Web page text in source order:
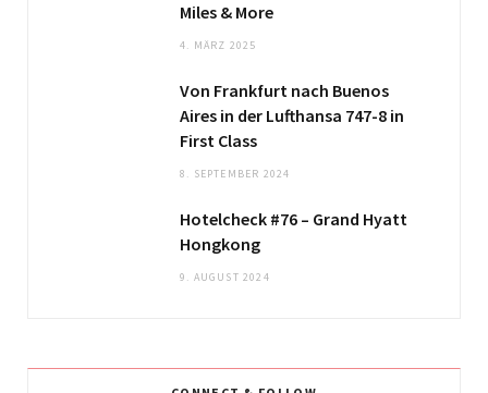
Miles & More
4. MÄRZ 2025
Von Frankfurt nach Buenos
Aires in der Lufthansa 747-8 in
First Class
8. SEPTEMBER 2024
Hotelcheck #76 – Grand Hyatt
Hongkong
9. AUGUST 2024